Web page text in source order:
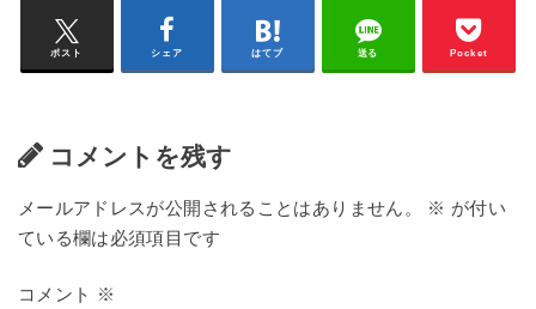
ポスト シェア はてブ 送る Pocket
コメントを残す
メールアドレスが公開されることはありません。 ※ が付い
ている欄は必須項目です
コメント ※